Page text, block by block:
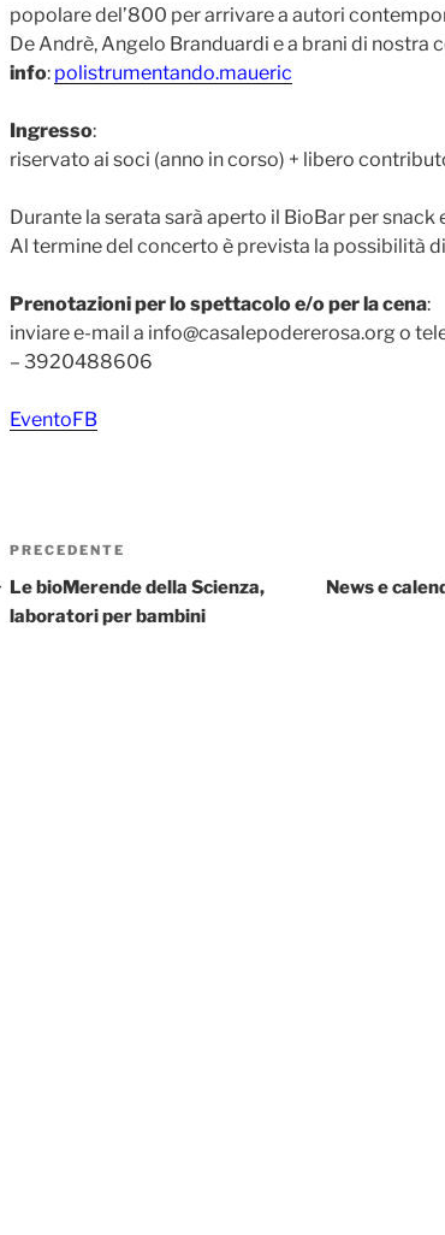
popolare del’800 per arrivare a autori
De Andrè, Angelo Branduardi e a brani di nostra
info: polistrumentando.maueric
Ingresso:
riservato ai soci (anno in corso) + libero
Durante la serata sarà aperto il BioBar per snack
Al termine del concerto è prevista la possibilità
Prenotazioni per lo spettacolo e/o per la cena:
inviare e-mail a info@casalepodererosa.org o
– 3920488606
EventoFB
Navigazione
articoli
Articolo
precedente:
PRECEDENTE
Le bioMerende della Scienza,
laboratori per bambini
News e